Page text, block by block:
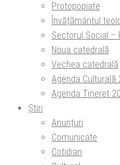
Protopopiate
Învăţământul
Sectorul Social –
Noua catedrală
Vechea catedrală
Agenda Culturală
Agenda Tineret
Știri
Anunțuri
Comunicate
Cotidian